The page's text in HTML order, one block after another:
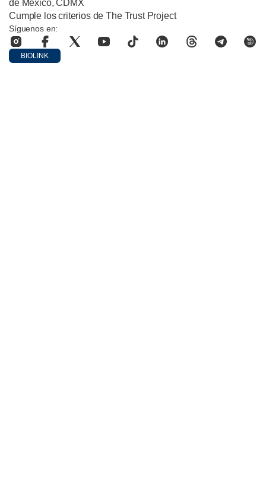
de México, CDMX
Cumple los criterios de The Trust Project
Síguenos en:
BIOLINK